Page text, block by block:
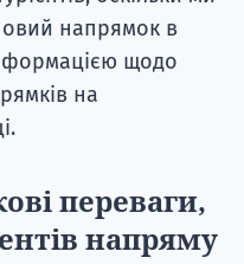
напрямок в
щодо
на
переваги,
напряму